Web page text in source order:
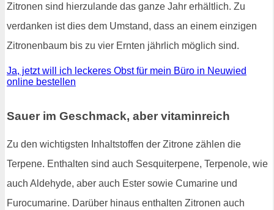
Zitronen sind hierzulande das ganze Jahr erhältlich. Zu
verdanken ist dies dem Umstand, dass an einem einzigen
Zitronenbaum bis zu vier Ernten jährlich möglich sind.
Ja, jetzt will ich leckeres Obst für mein Büro in Neuwied
online bestellen
Sauer im Geschmack, aber vitaminreich
Zu den wichtigsten Inhaltstoffen der Zitrone zählen die
Terpene. Enthalten sind auch Sesquiterpene, Terpenole, wie
auch Aldehyde, aber auch Ester sowie Cumarine und
Furocumarine. Darüber hinaus enthalten Zitronen auch